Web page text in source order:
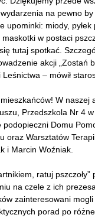
na pewno
upominki: miody,
w postaci
tutaj spotkać.
akcji „Zostań
– mówił
W naszej
Przedszkola Nr 4
Domu
oraz Warsztatów
i Marcin Woźniak.
ratuj
na czele z ich
zainteresowani
porad po